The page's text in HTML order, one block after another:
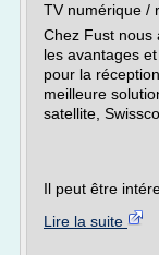
TV numérique /
Chez Fust nous
les avantages
pour la
meilleure
satellite,
Il peut être
Lire la suite